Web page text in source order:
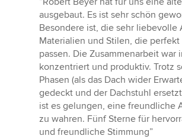
5
von
5
Sternen
ausgebaut. Es ist sehr schön
Besondere ist, die sehr liebevolle
Materialien und Stilen, die
passen. Die Zusammenarbeit war
konzentriert und produktiv. Trotz
Phasen (als das Dach wider
gedeckt und der Dachstuhl
ist es gelungen, eine freundliche
zu wahren. Fünf Sterne für
und freundliche Stimmung”